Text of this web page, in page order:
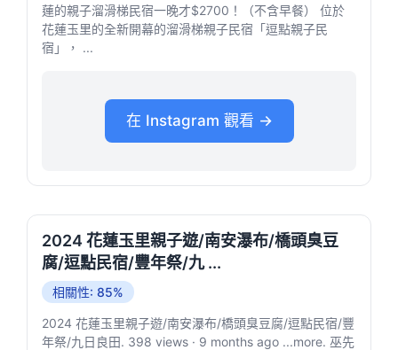
蓮的親子溜滑梯民宿一晚才$2700！（不含早餐） 位於
花蓮玉里的全新開幕的溜滑梯親子民宿「逗點親子民
宿」， ...
在 Instagram 觀看 →
2024 花蓮玉里親子遊/南安瀑布/橋頭臭豆
腐/逗點民宿/豐年祭/九 ...
相關性: 85%
2024 花蓮玉里親子遊/南安瀑布/橋頭臭豆腐/逗點民宿/豐
年祭/九日良田. 398 views · 9 months ago ...more. 巫先